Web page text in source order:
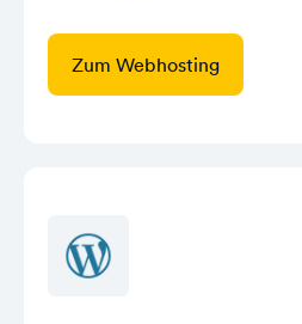
Zum Webhosting